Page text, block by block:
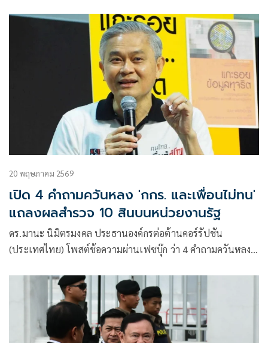
20 พฤษภาคม 2569
เปิด 4 คำถามควันหลง 'กกร. และเพื่อนไม่ทน'
แถลงผลสำรวจ 10 สินบนหน่วยงานรัฐ
ดร.มานะ นิมิตรมงคล ประธานองค์กรต่อต้านคอร์รัปชัน
(ประเทศไทย) โพสต์ช้อความผ่านเฟซบุ๊ก ว่า 4 คำถามควันหลง
ภาคเอกชนเรื่อง 10 สินบนหน่วยงานรัฐ ที่ไหนจ่ายหนัก ที่ไหน